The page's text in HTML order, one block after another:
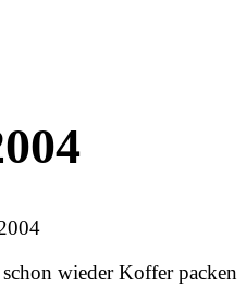
wieder Koffer packen